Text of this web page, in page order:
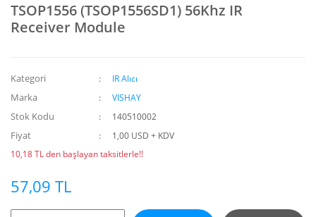
TSOP1556 (TSOP1556SD1) 56Khz IR
Receiver Module
Kategori IR Alıcı
Marka VISHAY
Stok Kodu 140510002
Fiyat
1,00 USD + KDV
10,18 TL den başlayan taksitlerle!!
57,09 TL